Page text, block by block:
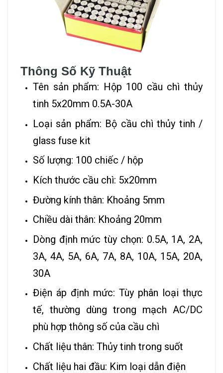
Thông Số Kỹ Thuật
Tên sản phẩm: Hộp 100 cầu chì thủy
tinh 5x20mm 0.5A-30A
Loại sản phẩm: Bộ cầu chì thủy tinh /
glass fuse kit
Số lượng: 100 chiếc / hộp
Kích thước cầu chì: 5x20mm
Đường kính thân: Khoảng 5mm
Chiều dài thân: Khoảng 20mm
Dòng định mức tùy chọn: 0.5A, 1A, 2A,
3A, 4A, 5A, 6A, 7A, 8A, 10A, 15A, 20A,
30A
Điện áp định mức: Tùy phân loại thực
tế, thường dùng trong mạch AC/DC
phù hợp thông số của cầu chì
Chất liệu thân: Thủy tinh trong suốt
Chất liệu hai đầu: Kim loại dẫn điện